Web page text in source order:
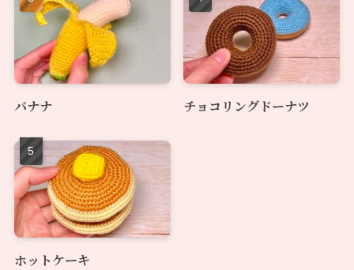
バナナ チョコリングドーナツ
ホットケーキ